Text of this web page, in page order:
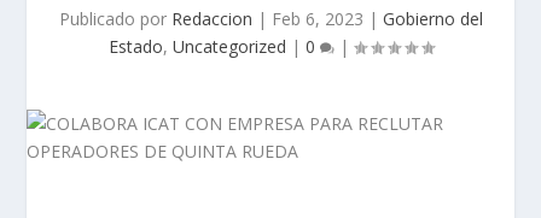
Publicado por Redaccion | Feb 6, 2023 | Gobierno del
Estado, Uncategorized | 0 |